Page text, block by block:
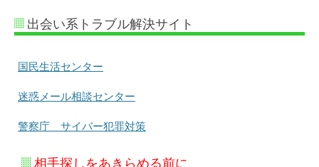
出会い系トラブル解決サイト
国民生活センター
迷惑メール相談センター
警察庁 サイバー犯罪対策
相手探しをあきらめる前に